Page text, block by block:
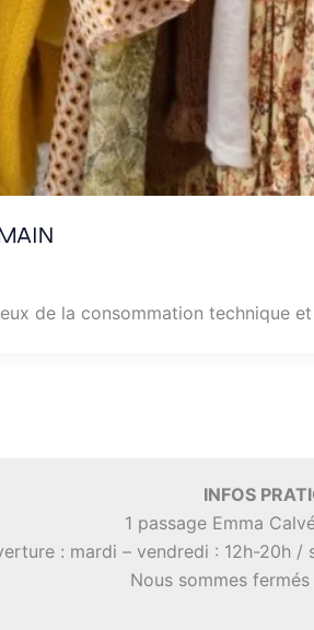
de la consommation technique
INFOS
1 passage Emma
: mardi – vendredi : 12h-20h
Nous sommes